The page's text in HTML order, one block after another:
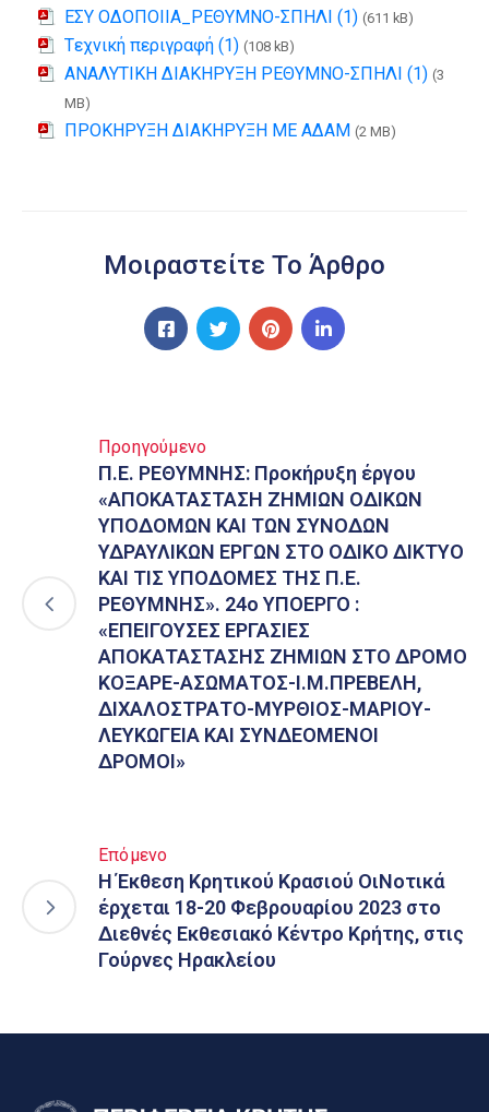
EΣΥ ΟΔΟΠΟΙΙΑ_ΡΕΘΥΜΝΟ-ΣΠΗΛΙ (1) (611 kB)
Tεχνική περιγραφή (1) (108 kB)
ΑΝΑΛΥΤΙΚΗ ΔΙΑΚΗΡΥΞΗ ΡΕΘΥΜΝΟ-ΣΠΗΛΙ (1) (3
MB)
ΠΡΟΚΗΡΥΞΗ ΔΙΑΚΗΡΥΞΗ ΜΕ ΑΔΑΜ (2 MB)
Μοιραστείτε Το Άρθρο
Προηγούμενο
Π.Ε. ΡΕΘΥΜΝΗΣ: Προκήρυξη έργου
«ΑΠΟΚΑΤΑΣΤΑΣΗ ΖΗΜΙΩΝ ΟΔΙΚΩΝ
ΥΠΟΔΟΜΩΝ ΚΑΙ ΤΩΝ ΣΥΝΟΔΩΝ
ΥΔΡΑΥΛΙΚΩΝ ΕΡΓΩΝ ΣΤΟ ΟΔΙΚΟ ΔΙΚΤΥΟ
ΚΑΙ ΤΙΣ ΥΠΟΔΟΜΕΣ ΤΗΣ Π.Ε.
ΡΕΘΥΜΝΗΣ». 24ο ΥΠΟΕΡΓΟ :
«ΕΠΕΙΓΟΥΣΕΣ ΕΡΓΑΣΙΕΣ
ΑΠΟΚΑΤΑΣΤΑΣΗΣ ΖΗΜΙΩΝ ΣΤΟ ΔΡΟΜΟ
ΚΟΞΑΡΕ-ΑΣΩΜΑΤΟΣ-Ι.Μ.ΠΡΕΒΕΛΗ,
ΔΙΧΑΛΟΣΤΡΑΤΟ-ΜΥΡΘΙΟΣ-ΜΑΡΙΟΥ-
ΛΕΥΚΩΓΕΙΑ ΚΑΙ ΣΥΝΔΕΟΜΕΝΟΙ
ΔΡΟΜΟΙ»
Επόμενο
Η Έκθεση Κρητικού Κρασιού ΟιΝοτικά
έρχεται 18-20 Φεβρουαρίου 2023 στο
Διεθνές Εκθεσιακό Κέντρο Κρήτης, στις
Γούρνες Ηρακλείου